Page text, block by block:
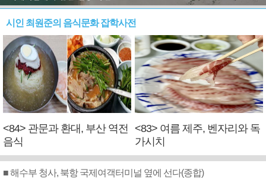
시인 최원준의 음식문화 잡학사전
<84> 관문과 환대, 부산 역전
음식
<83> 여름 제주, 벤자리와 독
가시치
■ 해수부 청사, 북항 국제여객터미널 옆에 선다(종합)